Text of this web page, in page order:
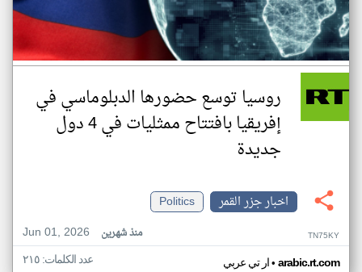
روسيا توسع حضورها الدبلوماسي في
إفريقيا بافتتاح ممثليات في 4 دول
جديدة
اخبار جزر القمر
Politics
Jun 01, 2026
منذ شهرين TN75KY
ار تي عربي• arabic.rt.com عدد الكلمات: ٢١٥